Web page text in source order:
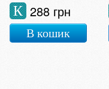
288 грн
К
В кошик